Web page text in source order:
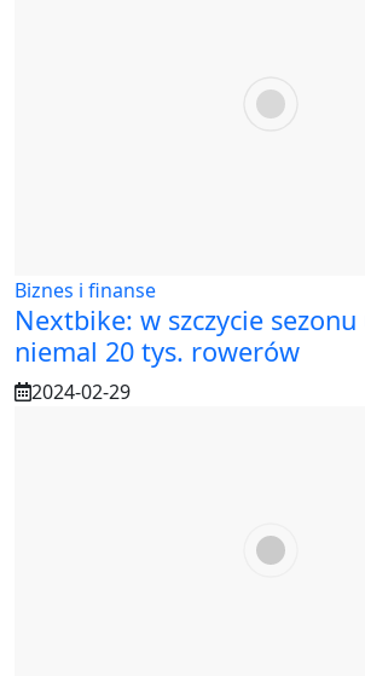
Biznes i finanse
Nextbike: w szczycie
niemal 20 tys. rowerów
2024-02-29